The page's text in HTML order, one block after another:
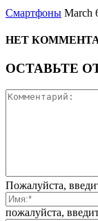
Смартфоны March
НЕТ
ОСТАВЬТЕ
Пожалуйста,
пожалуйста,